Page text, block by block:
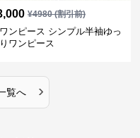
¥4980(割引前)
ンピース シンプル半袖ゆっ
ワンピース
覧へ ›